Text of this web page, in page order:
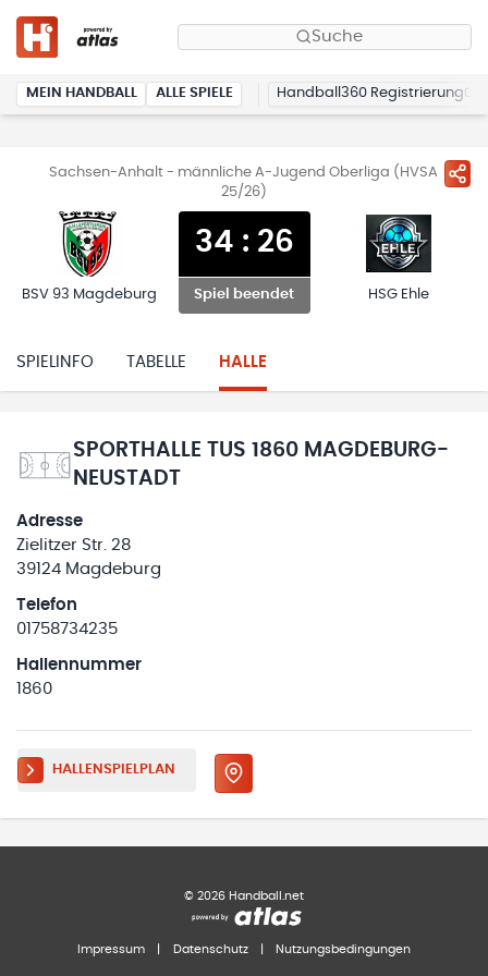
Suche
MEIN HANDBALL ALLE SPIELE Handball360 Registrierung
Sachsen-Anhalt - männliche A-Jugend Oberliga (HVSA
25/26)
BSV 93 Magdeburg
34 : 26
Spiel beendet HSG Ehle
SPIELINFO TABELLE HALLE
SPORTHALLE TUS 1860 MAGDEBURG-
NEUSTADT
Adresse
Zielitzer Str. 28
39124 Magdeburg
Telefon
01758734235
Hallennummer
1860
HALLENSPIELPLAN
© 2026 Handball.net
Impressum Datenschutz Nutzungsbedingungen